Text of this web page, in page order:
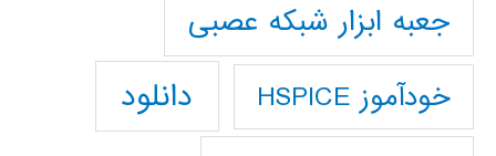
جعبه ابزار شبکه عصبی
خودآموز HSPICE دانلود